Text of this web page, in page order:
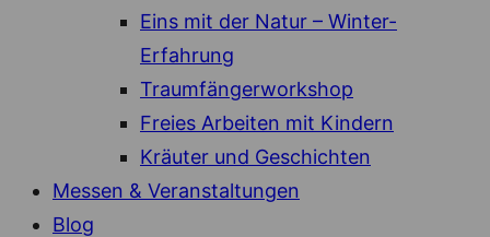
Eins mit der Natur – Winter-
Erfahrung
Traumfängerworkshop
Freies Arbeiten mit Kindern
Kräuter und Geschichten
Messen & Veranstaltungen
Blog